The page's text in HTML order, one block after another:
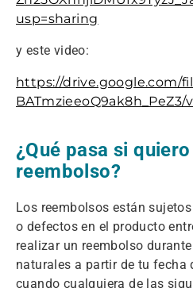
usp=sharing
y este video:
https://drive.google.com/
¿Qué pasa si
reembolso?
Los reembolsos están
o defectos en el producto
realizar un reembolso
naturales a partir de tu fecha
cuando cualquiera de las